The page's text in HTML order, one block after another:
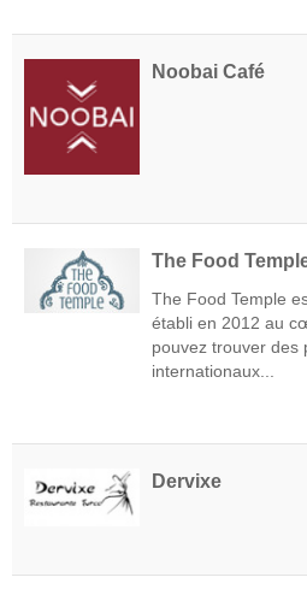
Noobai Café
The Food
The Food Temple
établi en 2012 au
pouvez trouver des
internationaux...
Dervixe